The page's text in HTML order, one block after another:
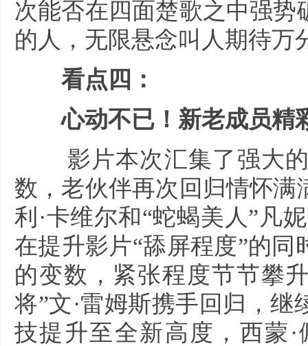
次能否在四面楚歌之中强
的人，无限悬念叫人期待万
看点四：
心动不已！新老成员精
影片本次汇集了强大的
数，老伙伴再次回归情怀
利·卡维尔和“蛇蝎美人”凡
在提升影片“舔屏程度”的
的变数，紧张程度节节攀
将”文·雷姆斯携手回归，
技提升至全新高度，西蒙